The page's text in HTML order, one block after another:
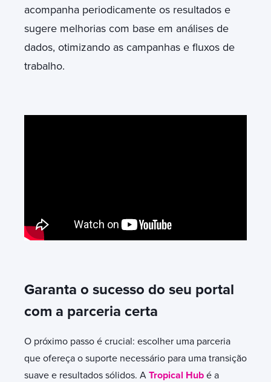
acompanha periodicamente os resultados e
sugere melhorias com base em análises de
dados, otimizando as campanhas e fluxos de
trabalho.
Garanta o sucesso do seu portal
com a parceria certa
O próximo passo é crucial: escolher uma parceria
que ofereça o suporte necessário para uma transição
suave e resultados sólidos. A Tropical Hub é a